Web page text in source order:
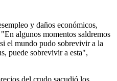
y daños económicos,
algunos momentos saldremos
el mundo pudo sobrevivir a la
puede sobrevivir a esta",
del crudo sacudió los